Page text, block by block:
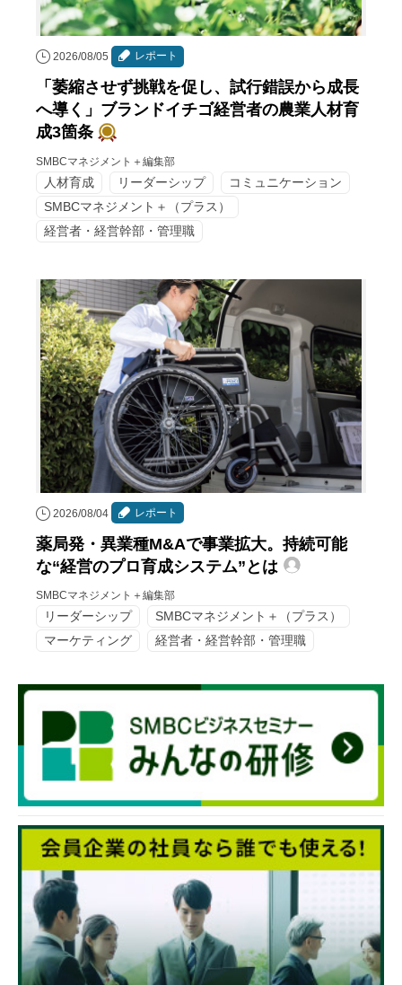
2026/08/05 レポート
「萎縮させず挑戦を促し、試行錯誤から成長
へ導く」ブランドイチゴ経営者の農業人材育
成3箇条
SMBCマネジメント＋編集部
人材育成 リーダーシップ
コミュニケーション
SMBCマネジメント＋（プラス）
経営者・経営幹部・管理職
2026/08/04 レポート
薬局発・異業種M&Aで事業拡大。持続可能
な“経営のプロ育成システム”とは
SMBCマネジメント＋編集部
リーダーシップ
SMBCマネジメント＋（プラス）
マーケティング
経営者・経営幹部・管理職